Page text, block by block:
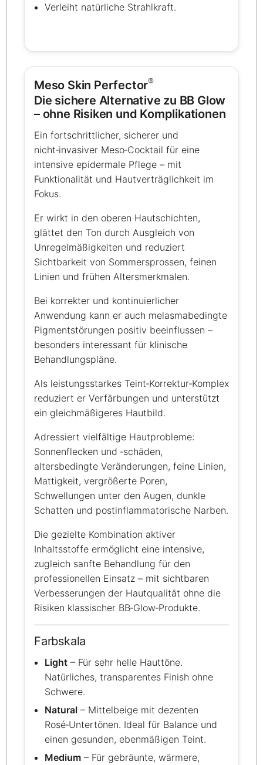
Verleiht natürliche Strahlkraft.
Meso Skin Perfector®
Die sichere Alternative zu BB Glow
– ohne Risiken und Komplikationen
Ein fortschrittlicher, sicherer und
nicht‑invasiver Meso‑Cocktail für eine
intensive epidermale Pflege – mit
Funktionalität und Hautverträglichkeit im
Fokus.
Er wirkt in den oberen Hautschichten,
glättet den Ton durch Ausgleich von
Unregelmäßigkeiten und reduziert
Sichtbarkeit von Sommersprossen, feinen
Linien und frühen Altersmerkmalen.
Bei korrekter und kontinuierlicher
Anwendung kann er auch melasmabedingte
Pigmentstörungen positiv beeinflussen –
besonders interessant für klinische
Behandlungspläne.
Als leistungsstarkes Teint‑Korrektur‑Komplex
reduziert er Verfärbungen und unterstützt
ein gleichmäßigeres Hautbild.
Adressiert vielfältige Hautprobleme:
Sonnenflecken und ‑schäden,
altersbedingte Veränderungen, feine Linien,
Mattigkeit, vergrößerte Poren,
Schwellungen unter den Augen, dunkle
Schatten und postinflammatorische Narben.
Die gezielte Kombination aktiver
Inhaltsstoffe ermöglicht eine intensive,
zugleich sanfte Behandlung für den
professionellen Einsatz – mit sichtbaren
Verbesserungen der Hautqualität ohne die
Risiken klassischer BB‑Glow‑Produkte.
Farbskala
Light– Für sehr helle Hauttöne.
Natürliches, transparentes Finish ohne
Schwere.
Natural– Mittelbeige mit dezenten
Rosé‑Untertönen. Ideal für Balance und
einen gesunden, ebenmäßigen Teint.
Medium– Für gebräunte, wärmere,